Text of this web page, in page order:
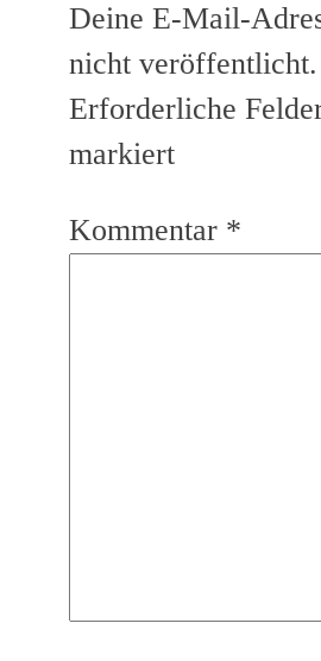
Deine E-Mail-
nicht veröffentlicht.
Erforderliche
markiert
Kommentar *